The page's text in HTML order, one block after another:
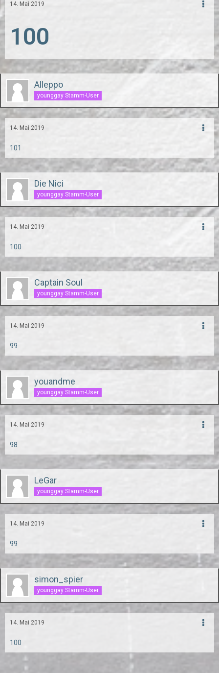
14. Mai 2019
100
Alleppo
younggay Stamm-User
14. Mai 2019
101
Die Nici
younggay Stamm-User
14. Mai 2019
100
Captain Soul
younggay Stamm-User
14. Mai 2019
99
youandme
younggay Stamm-User
14. Mai 2019
98
LeGar
younggay Stamm-User
14. Mai 2019
99
simon_spier
younggay Stamm-User
14. Mai 2019
100